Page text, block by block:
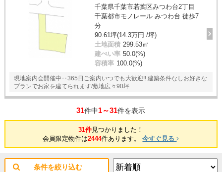
千葉県千葉市若葉区みつわ台2丁目
千葉都市モノレール みつわ台 徒歩7
分
90.61坪(14.3万円 /坪)
土地面積 299.53㎡
建ぺい率 50.0(%)
容積率 100.0(%)
現地案内会開催中‥365日ご案内いつでも大歓迎!! 建築条件なしお好きな
プランでお家を建てられます/敷地広々90坪
31件中1～31件を表示
31件見つかりました！
会員限定物件は2444件あります。今すぐ見る
条件を絞り込む